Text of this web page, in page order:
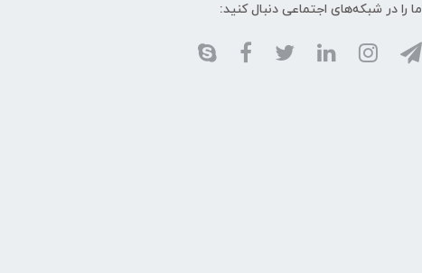
ما را در شبکه‌های اجتماعی دنبال کنید: